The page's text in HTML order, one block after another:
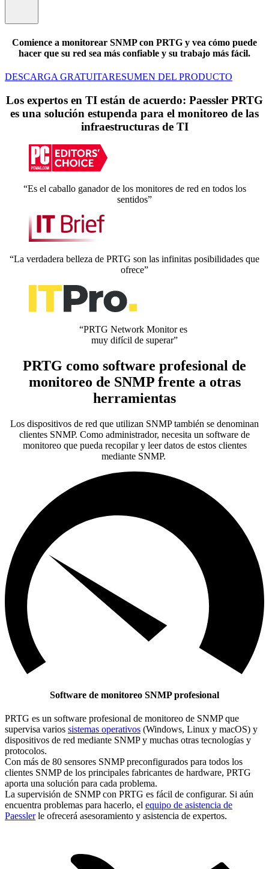
Comience a monitorear SNMP con PRTG y vea cómo puede
hacer que su red sea más confiable y su trabajo más fácil.
DESCARGA GRATUITARESUMEN DEL PRODUCTO
Los expertos en TI están de acuerdo: Paessler PRTG
es una solución estupenda para el monitoreo de las
infraestructuras de TI
“Es el caballo ganador de los monitores de red en todos los
sentidos”
“La verdadera belleza de PRTG son las infinitas posibilidades que
ofrece”
“PRTG Network Monitor es
muy difícil de superar”
PRTG como software profesional de
monitoreo de SNMP frente a otras
herramientas
Los dispositivos de red que utilizan SNMP también se denominan
clientes SNMP. Como administrador, necesita un software de
monitoreo que pueda recopilar y leer datos de estos clientes
mediante SNMP.
Software de monitoreo SNMP profesional
PRTG es un software profesional de monitoreo de SNMP que
supervisa varios sistemas operativos (Windows, Linux y macOS) y
dispositivos de red mediante SNMP y muchas otras tecnologías y
protocolos.
Con más de 80 sensores SNMP preconfigurados para todos los
clientes SNMP de los principales fabricantes de hardware, PRTG
aporta una solución para cada problema.
La supervisión de SNMP con PRTG es fácil de configurar. Si aún
encuentra problemas para hacerlo, el equipo de asistencia de
Paesslerle ofrecerá asesoramiento y asistencia de expertos.